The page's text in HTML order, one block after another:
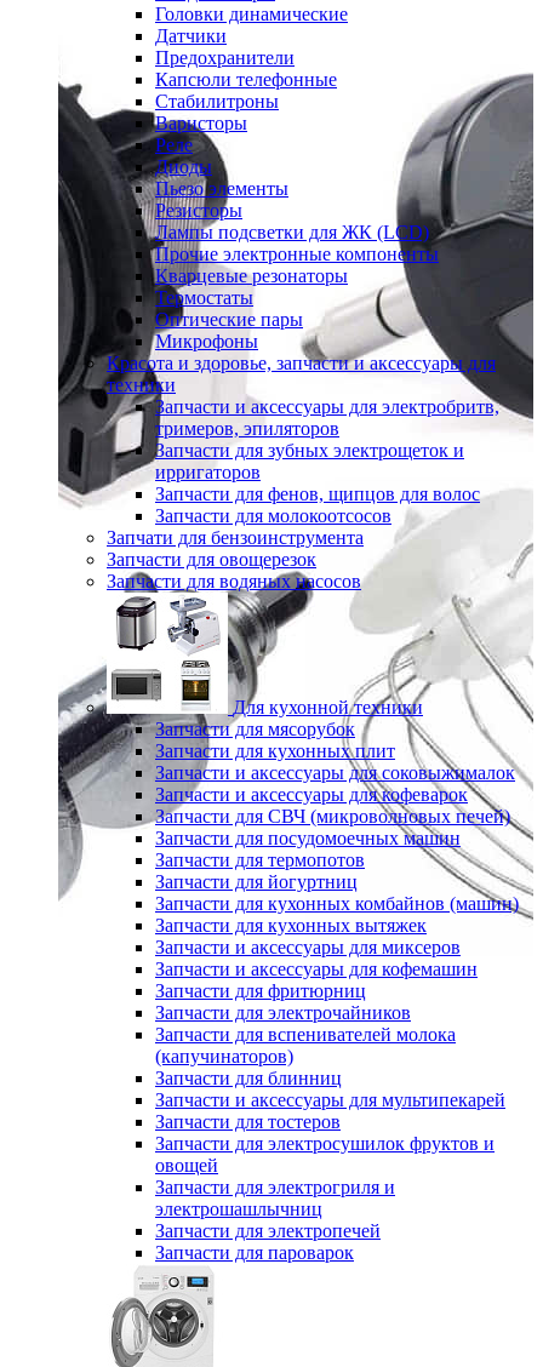
Головки динамические
Датчики
Предохранители
Капсюли телефонные
Стабилитроны
Варисторы
Реле
Диоды
Пьезо элементы
Резисторы
Лампы подсветки для ЖК (LCD)
Прочие электронные компоненты
Кварцевые резонаторы
Термостаты
Оптические пары
Микрофоны
Красота и здоровье, запчасти и аксессуары для
техники
Запчасти и аксессуары для электробритв,
тримеров, эпиляторов
Запчасти для зубных электрощеток и
ирригаторов
Запчасти для фенов, щипцов для волос
Запчасти для молокоотсосов
Запчати для бензоинструмента
Запчасти для овощерезок
Запчасти для водяных насосов
Для кухонной техники
Запчасти для мясорубок
Запчасти для кухонных плит
Запчасти и аксессуары для соковыжималок
Запчасти и аксессуары для кофеварок
Запчасти для СВЧ (микроволновых печей)
Запчасти для посудомоечных машин
Запчасти для термопотов
Запчасти для йогуртниц
Запчасти для кухонных комбайнов (машин)
Запчасти для кухонных вытяжек
Запчасти и аксессуары для миксеров
Запчасти и аксессуары для кофемашин
Запчасти для фритюрниц
Запчасти для электрочайников
Запчасти для вспенивателей молока
(капучинаторов)
Запчасти для блинниц
Запчасти и аксессуары для мультипекарей
Запчасти для тостеров
Запчасти для электросушилок фруктов и
овощей
Запчасти для электрогриля и
электрошашлычниц
Запчасти для электропечей
Запчасти для пароварок